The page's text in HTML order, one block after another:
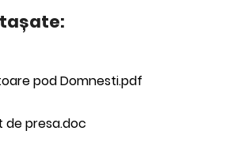
pod Domnesti.pdf
presa.doc